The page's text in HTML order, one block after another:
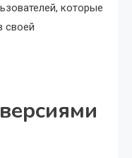
которые
своей